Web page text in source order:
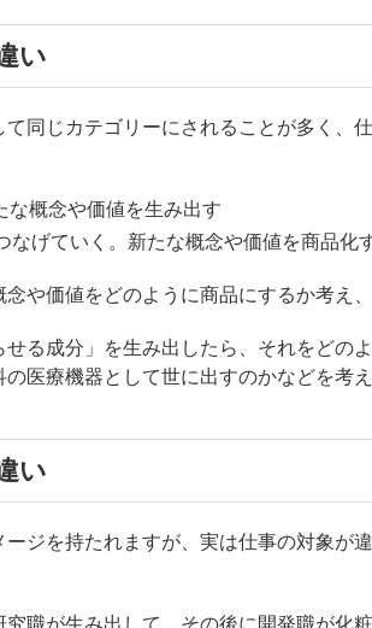
い
同じカテゴリーにされることが多く、
な概念や価値を生み出す
なげていく。新たな概念や価値を商品化
や価値をどのように商品にするか考え
る成分」を生み出したら、それをどの
医療機器として世に出すのかなどを考え
い
ジを持たれますが、実は仕事の対象が違